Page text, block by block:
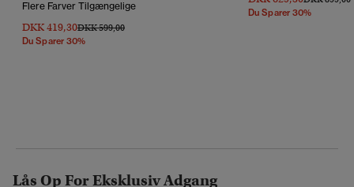
Flere Farver Tilgængelige
DKK 419,30Pris Nedsat Fra
DKK 599,00Til
Du Sparer 30%
Du Sparer 30%
Lås Op For Eksklusiv Adgang